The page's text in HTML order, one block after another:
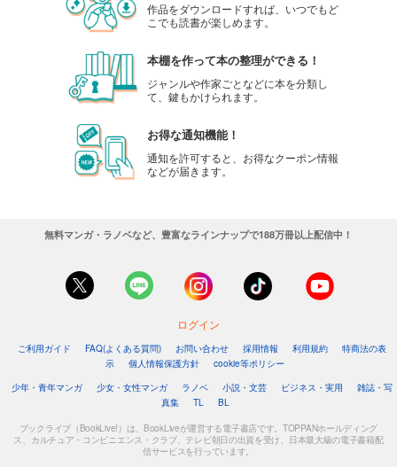
作品をダウンロードすれば、いつでもど
こでも読書が楽しめます。
本棚を作って本の整理ができる！
ジャンルや作家ごとなどに本を分類し
て、鍵もかけられます。
お得な通知機能！
通知を許可すると、お得なクーポン情報
などが届きます。
無料マンガ・ラノベなど、豊富なラインナップで188万冊以上配信中！
ログイン
ご利用ガイド FAQ(よくある質問) お問い合わせ 採用情報 利用規約
特商法の表
示
個人情報保護方針
cookie等ポリシー
少年・青年マンガ
少女・女性マンガ ラノベ 小説・文芸 ビジネス・実用
雑誌・写
真集
TL BL
ブックライブ（BookLive!）は、BookLiveが運営する電子書店です。TOPPANホールディング
ス、カルチュア・コンビニエンス・クラブ、テレビ朝日の出資を受け、日本最大級の電子書籍配
信サービスを行っています。